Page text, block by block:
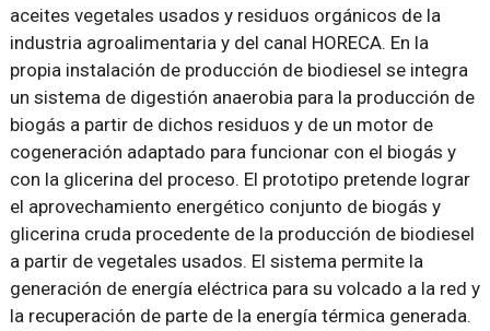
aceites vegetales usados y residuos orgánicos de la
industria agroalimentaria y del canal HORECA. En la
propia instalación de producción de biodiesel se integra
un sistema de digestión anaerobia para la producción de
biogás a partir de dichos residuos y de un motor de
cogeneración adaptado para funcionar con el biogás y
con la glicerina del proceso. El prototipo pretende lograr
el aprovechamiento energético conjunto de biogás y
glicerina cruda procedente de la producción de biodiesel
a partir de vegetales usados. El sistema permite la
generación de energía eléctrica para su volcado a la red y
la recuperación de parte de la energía térmica generada.